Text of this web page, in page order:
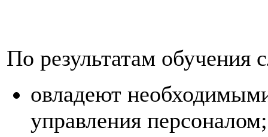
По результатам обучения
овладеют
управления персоналом;